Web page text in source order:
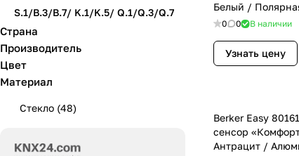
Белый /
0 0 В наличии
Узнать цену
Berker Easy
сенсор
Антрацит /
S.1/B.3/B.7/ K.1/K.5/ Q.1/Q.3/Q.7
Страна
Производитель
Цвет
Материал
Стекло (48)